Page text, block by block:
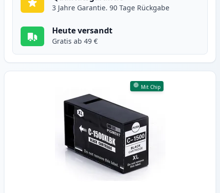
3 Jahre Garantie. 90 Tage Rückgabe
Heute versandt
Gratis ab 49 €
Mit Chip